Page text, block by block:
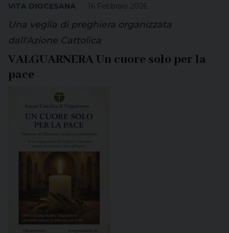
16 Febbraio 2026
VITA DIOCESANA
Una veglia di preghiera organizzata
dall'Azione Cattolica
VALGUARNERA Un cuore solo per la
pace